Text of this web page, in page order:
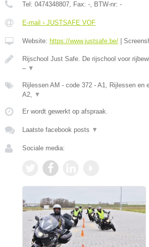
Tel: 0474348807, Fax: -, BTW-nr: -
E-mail › JUSTSAFE VOF
Website: https://www.justsafe.be/
Rijschool Just Safe. De rijschool voor
– ▼
Rijlessen AM - code 372 - A1, Rijlessen en
A2, ▼
Er wordt gewerkt op afspraak.
Laatste facebook posts ▼
Sociale media: